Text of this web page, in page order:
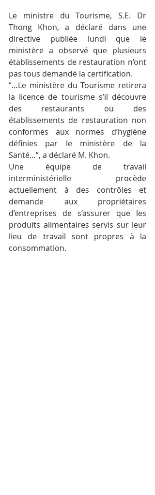
Le ministre du Tourisme, S.E. Dr
Thong Khon, a déclaré dans une
directive publiée lundi que le
ministère a observé que plusieurs
établissements de restauration n’ont
pas tous demandé la certification.
“…Le ministère du Tourisme retirera
la licence de tourisme s’il découvre
des restaurants ou des
établissements de restauration non
conformes aux normes d’hygiène
définies par le ministère de la
Santé…”, a déclaré M. Khon.
Une équipe de travail
interministérielle procède
actuellement à des contrôles et
demande aux propriétaires
d’entreprises de s’assurer que les
produits alimentaires servis sur leur
lieu de travail sont propres à la
consommation.